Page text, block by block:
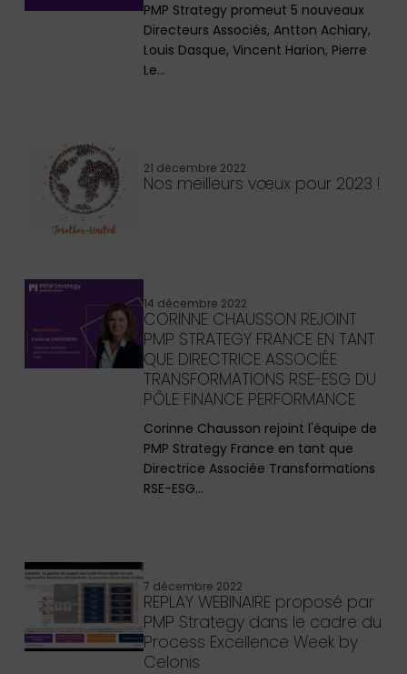
PMP Strategy promeut 5 nouveaux
Directeurs Associés, Antton Achiary,
Louis Dasque, Vincent Harion, Pierre
Le…
21 décembre 2022
Nos meilleurs vœux pour 2023 !
14 décembre 2022
CORINNE CHAUSSON REJOINT
PMP STRATEGY FRANCE EN TANT
QUE DIRECTRICE ASSOCIÉE
TRANSFORMATIONS RSE-ESG DU
PÔLE FINANCE PERFORMANCE
Corinne Chausson rejoint l'équipe de
PMP Strategy France en tant que
Directrice Associée Transformations
RSE-ESG…
7 décembre 2022
REPLAY WEBINAIRE proposé par
PMP Strategy dans le cadre du
Process Excellence Week by
Celonis